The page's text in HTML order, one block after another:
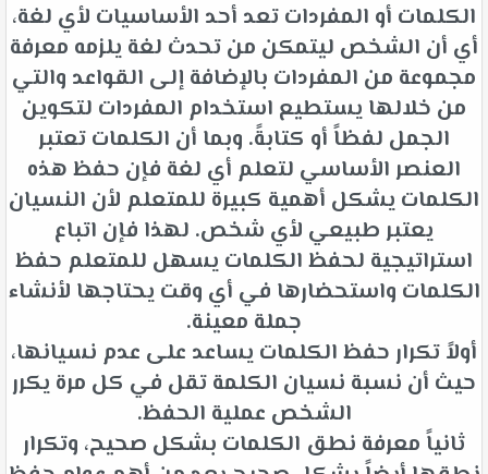
الكلمات أو المفردات تعد أحد الأساسيات لأي لغة،
أي أن الشخص ليتمكن من تحدث لغة يلزمه معرفة
مجموعة من المفردات بالإضافة إلى القواعد والتي
من خلالها يستطيع استخدام المفردات لتكوين
الجمل لفظاً أو كتابةً. وبما أن الكلمات تعتبر
العنصر الأساسي لتعلم أي لغة فإن حفظ هذه
الكلمات يشكل أهمية كبيرة للمتعلم لأن النسيان
يعتبر طبيعي لأي شخص. لهذا فإن اتباع
استراتيجية لحفظ الكلمات يسهل للمتعلم حفظ
الكلمات واستحضارها في أي وقت يحتاجها لأنشاء
جملة معينة.
أولاً تكرار حفظ الكلمات يساعد على عدم نسيانها،
حيث أن نسبة نسيان الكلمة تقل في كل مرة يكرر
الشخص عملية الحفظ.
ثانياً معرفة نطق الكلمات بشكل صحيح، وتكرار